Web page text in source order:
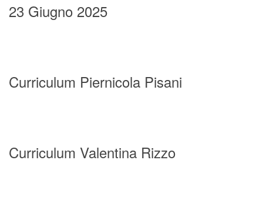
23 Giugno 2025
Curriculum Piernicola Pisani
Curriculum Valentina Rizzo